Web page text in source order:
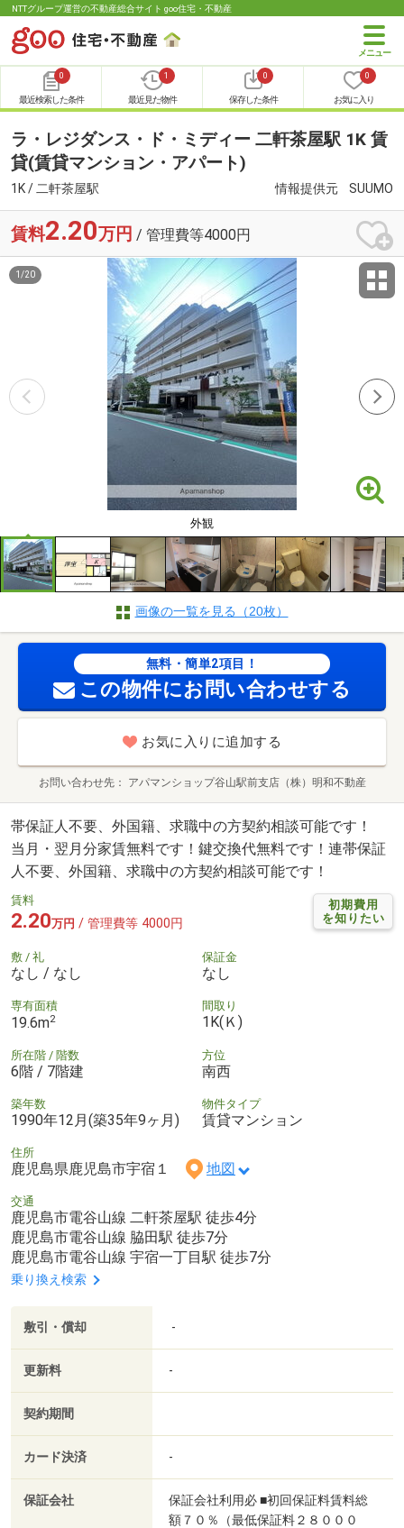
NTTグループ運営の不動産総合サイト goo住宅・不動産
0
最近検索した条件
1
最近見た物件
0
保存した条件
0
お気に入り
ラ・レジダンス・ド・ミディー 二軒茶屋駅 1K 賃
貸(賃貸マンション・アパート)
1K / 二軒茶屋駅 情報提供元 SUUMO
賃料2.20万円 / 管理費等4000円
外観
1 /20
画像の一覧を見る（20枚）
無料・簡単2項目！
この物件にお問い合わせする
お気に入りに追加する
お問い合わせ先 アパマンショップ谷山駅前支店（株）明和不動産
帯保証人不要、外国籍、求職中の方契約相談可能です！
当月・翌月分家賃無料です！鍵交換代無料です！連帯保証
人不要、外国籍、求職中の方契約相談可能です！
初期費用
を知りたい
賃料
2.20万円 / 管理費等 4000円
敷 / 礼
なし / なし
保証金
なし
専有面積
19.6m2
間取り
1K(Ｋ)
所在階 / 階数
6階 / 7階建
方位
南西
築年数
1990年12月(築35年9ヶ月)
物件タイプ
賃貸マンション
住所
鹿児島県鹿児島市宇宿１ 地図
交通
鹿児島市電谷山線 二軒茶屋駅 徒歩4分
鹿児島市電谷山線 脇田駅 徒歩7分
鹿児島市電谷山線 宇宿一丁目駅 徒歩7分
乗り換え検索
敷引・償却 -
更新料 -
契約期間
カード決済 -
保証会社
保証会社利用必 ■初回保証料賃料総
額７０％（最低保証料２８０００